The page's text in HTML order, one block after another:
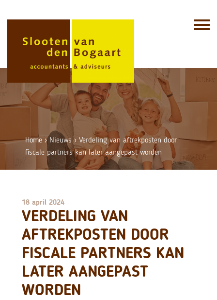
Home›Nieuws›Verdeling van aftrekposten door
fiscale partners kan later aangepast worden
18 april 2024
VERDELING VAN
AFTREKPOSTEN DOOR
FISCALE PARTNERS KAN
LATER AANGEPAST
WORDEN